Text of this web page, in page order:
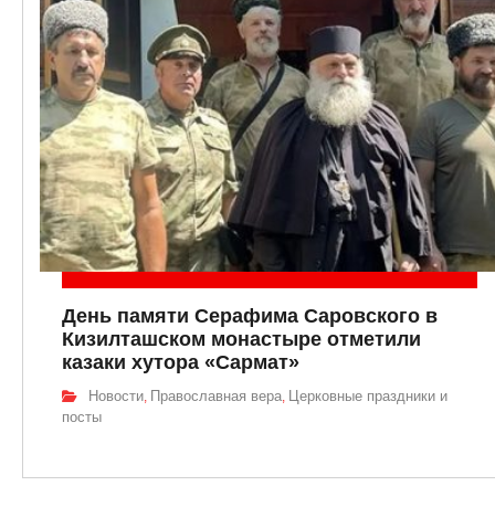
День памяти Серафима Саровского в
Кизилташском монастыре отметили
казаки хутора «Сармат»
Новости, Православная вера, Церковные праздники и
посты